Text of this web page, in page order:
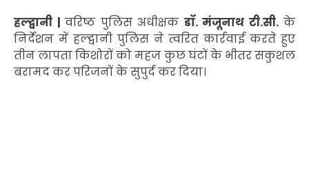
हल्द्वानी | वरिष्ठ पुलिस अधीक्षक डॉ. मंजूनाथ टी.सी.के
निर्देशन में हल्द्वानी पुलिस ने त्वरित कार्रवाई करते हुए
तीन लापता किशोरों को महज कुछ घंटों के भीतर सकुशल
बरामद कर परिजनों के सुपुर्द कर दिया।